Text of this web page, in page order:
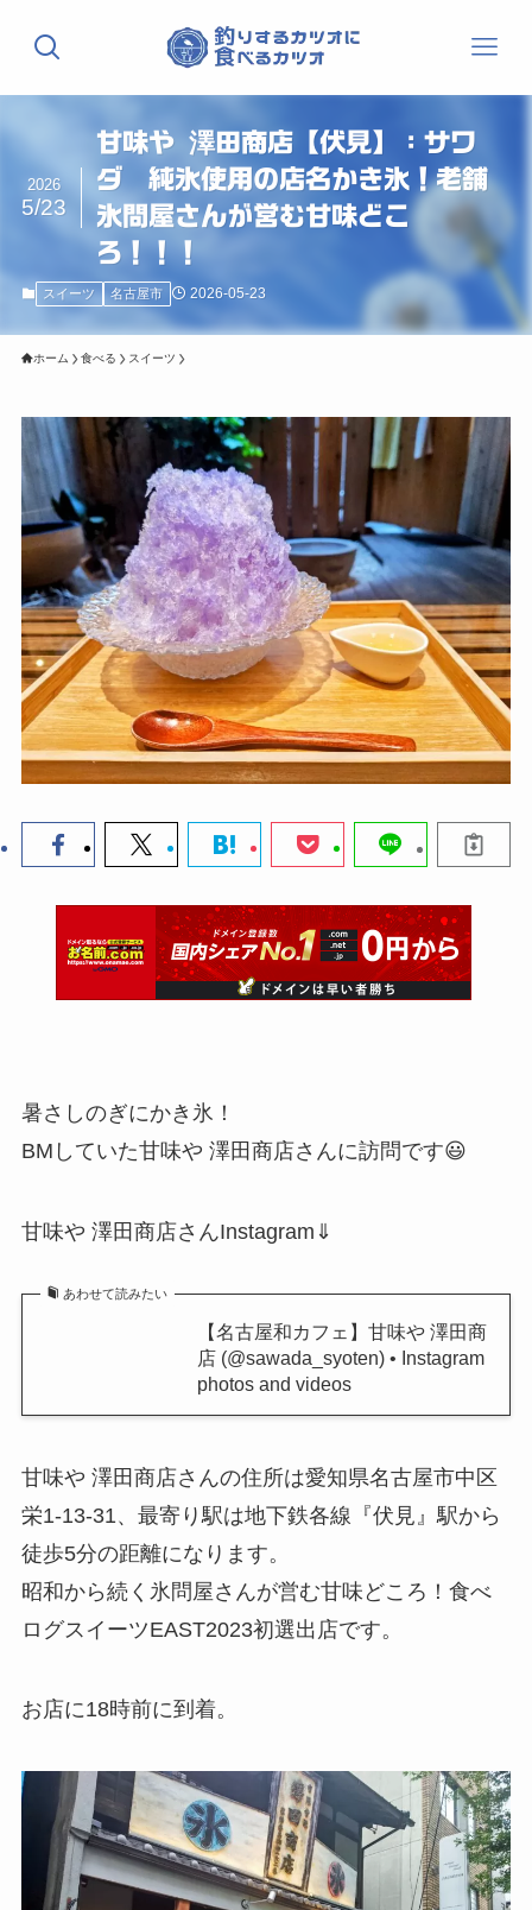
甘味や 澤田商店【伏見】：サワ
ダ 純氷使用の店名かき氷！老舗
氷問屋さんが営む甘味どこ
ろ！！！
2026
5/23
スイーツ 名古屋市 2026-05-23
ホーム 食べる スイーツ
暑さしのぎにかき氷！
BMしていた甘味や 澤田商店さんに訪問です😃
甘味や 澤田商店さんInstagram⇓
あわせて読みたい
【名古屋和カフェ】甘味や 澤田商
店 (@sawada_syoten) • Instagram
photos and videos
甘味や 澤田商店さんの住所は愛知県名古屋市中区
栄1-13-31、最寄り駅は地下鉄各線『伏見』駅から
徒歩5分の距離になります。
昭和から続く氷問屋さんが営む甘味どころ！食べ
ログスイーツEAST2023初選出店です。
お店に18時前に到着。